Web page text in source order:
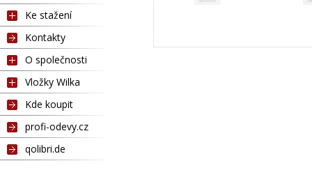
Ke stažení
Kontakty
O společnosti
Vložky Wilka
Kde koupit
profi-odevy.cz
qolibri.de